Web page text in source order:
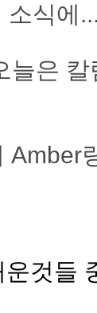
소식에
늘은
Amber
운것들